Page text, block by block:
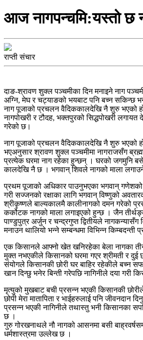
आज नागपन्चमि:यस्तो छ
राप्ती संचार
दाङ-श्रावण शुक्ल पञ्चमीका दिन मनाइने नाग
अग्नि, मेघ र चट्याङको भयबाट पनि बच्न सकिन्छ
नाग पूजाको प्रचलन वैदिककालदेखि नै शुरु भएको
नागपोखरी र टौदह, भक्तपुरको सिद्धपोखरी
गरेको छ।
नाग पूजाको प्रचलन वैदिककालदेखि नै शुरु भएको हो
भएअनुसार श्रावण शुक्ल पञ्चमीमा नागराजसँग
प्रत्येक घरमा नाग रहेका हुन्छन् । घरको जगमुनि
कालदेखि नै छ । भगवान् शिवले नागको माला
प्रथम पूजाको अधिकार पाउनुभएका भगवान् गणेशको
गरी सज्जनको रक्षाका लागि भगवान् विष्णुको
श्रीकृष्णले बाल्यकालमै कालीनागको दमन गरेको
कर्कोटक नागको माला लगाइएको हुन्छ । जैन
पाण्डुपुत्र अर्जुन र चन्द्रगुप्त द्वितीयले
मनाउन थालियो भन्ने सम्बन्धमा विभिन्न
एक किसानले आफ्नो खेत खनिरहेका बेला नागका
मुक्त नभएकीले किसानको घरमा गएर श्रीमती र दुई
संयोगले किसानकी छोरी घर बाहिर रहेकीले बच्न
खान दिन्छु भनेर बिन्ती गरेपछि नागिनीले दया गरी
मृत्युको मुखबाट बची प्रसन्न भएकी किसानकी
छोपी मेरा मातापिता र भाईहरुलाई पनि जीवनदान
प्रसन्न भएकी नागिनीले तथास्तु भनी किसानका
छ ।
गुरु गोरखनाथले नौ नागको आसनमा बसी
धर्मशास्त्रमा उल्लेख छ ।